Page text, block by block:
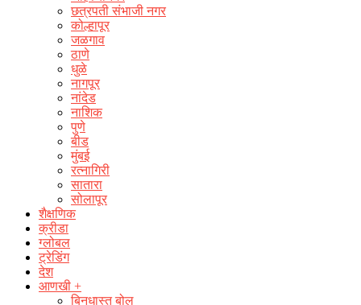
छत्रपती संभाजी नगर
कोल्हापूर
जळगाव
ठाणे
धुळे
नागपूर
नांदेड
नाशिक
पुणे
बीड
मुंबई
रत्नागिरी
सातारा
सोलापूर
शैक्षणिक
क्रीडा
ग्लोबल
ट्रेडिंग
देश
आणखी +
बिनधास्त बोल